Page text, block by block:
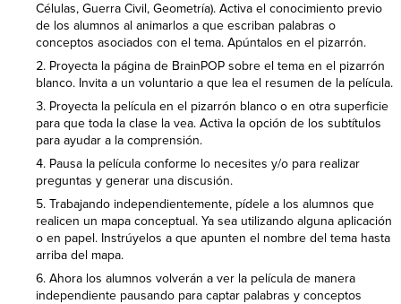
Células, Guerra Civil, Geometría). Activa el conocimiento previo
de los alumnos al animarlos a que escriban palabras o
conceptos asociados con el tema. Apúntalos en el pizarrón.
Proyecta la página de BrainPOP sobre el tema en el pizarrón
blanco. Invita a un voluntario a que lea el resumen de la película.
Proyecta la película en el pizarrón blanco o en otra superficie
para que toda la clase la vea. Activa la opción de los subtítulos
para ayudar a la comprensión.
Pausa la película conforme lo necesites y/o para realizar
preguntas y generar una discusión.
Trabajando independientemente, pídele a los alumnos que
realicen un mapa conceptual. Ya sea utilizando alguna aplicación
o en papel. Instrúyelos a que apunten el nombre del tema hasta
arriba del mapa.
Ahora los alumnos volverán a ver la película de manera
independiente pausando para captar palabras y conceptos